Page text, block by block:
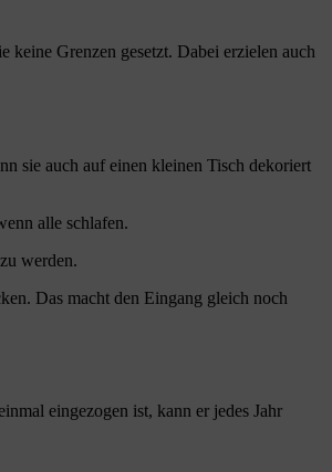
keine Grenzen gesetzt. Dabei erzielen auch
sie auch auf einen kleinen Tisch dekoriert
alle schlafen.
werden.
Das macht den Eingang gleich noch
eingezogen ist, kann er jedes Jahr